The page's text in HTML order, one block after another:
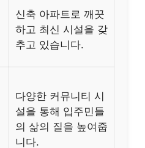
신축 아파트로 깨끗
하고 최신 시설을 갖
추고 있습니다.
다양한 커뮤니티 시
설을 통해 입주민들
의 삶의 질을 높여줍
니다.